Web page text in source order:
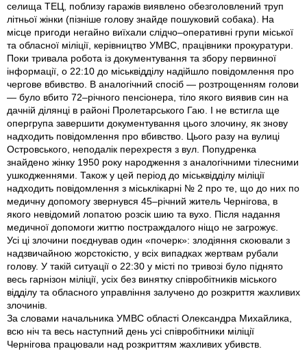
селища ТЕЦ, поблизу гаражів виявлено обезголовлений труп
літньої жінки (пізніше голову знайде пошуковий собака). На
місце пригоди негайно виїхали слідчо–оперативні групи міської
та обласної міліції, керівництво УМВС, працівники прокуратури.
Поки тривала робота із документування та збору первинної
інформації, о 22:10 до міськ­відділу надійшло повідомлення про
чергове вбивство. В аналогічний спосіб — розтрощенням голови
— було вбито 72–річного пенсіонера, тіло якого виявив син на
дачній ділянці в районі Пролетарського Гаю. І не встигла ще
опергрупа завершити документування цього злочину, як знову
надходить повідомлення про вбивство. Цього разу на вулиці
Островського, неподалік перехрестя з вул. Попудренка
знайдено жінку 1950 року народження з аналогічними тілесними
ушкодженнями. Також у цей період до міськвідділу міліції
надходить повідомлення з міськлікарні № 2 про те, що до них по
медичну допомогу звернувся 45–річний житель Чернігова, в
якого невідомий лопатою розсік шию та вухо. Після надання
медичної допомоги життю постраждалого ніщо не загрожує.
Усі ці злочини поєднував один «почерк»: злодіяння скоювали з
надзвичайною жорстокістю, у всіх випадках жертвам рубали
голову. У такій ситуації о 22:30 у місті по тривозі було піднято
весь гарнізон міліції, усіх без винятку співробітників міського
відділу та обласного управління залучено до розкриття жахливих
злочинів.
За словами начальника УМВС області Олександра Михайлика,
всю ніч та весь наступний день усі співробітники міліції
Чернігова працювали над розкриттям жахливих убивств.